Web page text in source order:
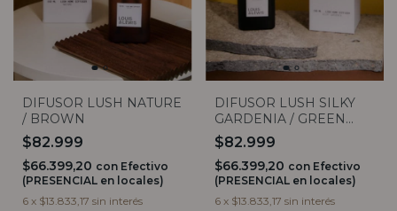
DIFUSOR LUSH NATURE
/ BROWN
$82.999
$66.399,20 con Efectivo
(PRESENCIAL en locales)
6 x $13.833,17 sin interés
DIFUSOR LUSH SILKY
GARDENIA / GREEN
150ML
$82.999
$66.399,20 con Efectivo
(PRESENCIAL en locales)
6 x $13.833,17 sin interés